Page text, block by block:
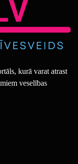
kurā varat atrast
veselības